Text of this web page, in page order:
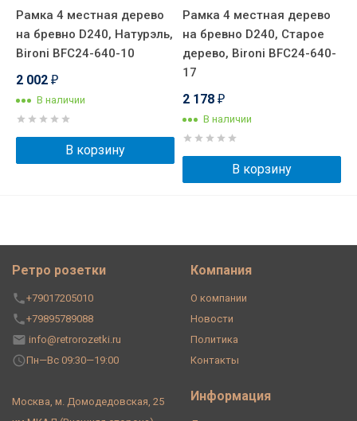
Рамка 4 местная дерево
на бревно D240, Натурэль,
Bironi BFC24-640-10
2 002 ₽
В наличии
В корзину
Рамка 4 местная дерево
на бревно D240, Старое
дерево, Bironi BFC24-640-
17
2 178 ₽
В наличии
В корзину
Ретро розетки
+79017205010
+79895789088
info@retrorozetki.ru
Пн—Вс 09:30—19:00
Москва, м. Домодедовская, 25
Компания
О компании
Новости
Политика
Контакты
Информация